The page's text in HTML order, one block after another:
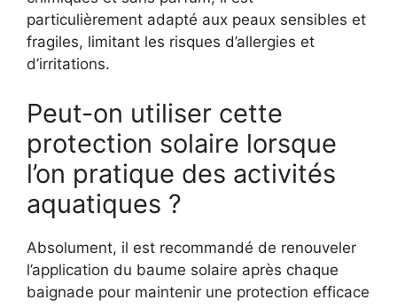
particulièrement adapté aux peaux sensibles et
fragiles, limitant les risques d’allergies et
d’irritations.
Peut-on utiliser cette
protection solaire lorsque
l’on pratique des activités
aquatiques ?
Absolument, il est recommandé de renouveler
l’application du baume solaire après chaque
baignade pour maintenir une protection efficace